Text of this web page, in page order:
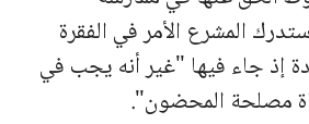
المشرع الأمر في الفقرة
إذ جاء فيها "غير أنه يجب في
مصلحة المحضون".